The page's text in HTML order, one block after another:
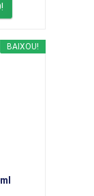
BAIXOU!